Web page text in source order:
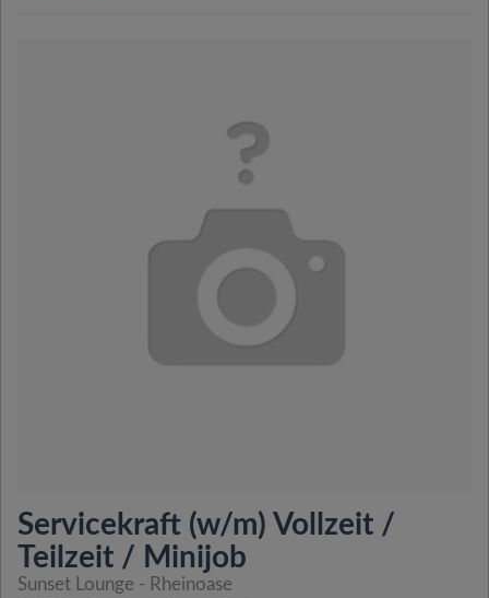
Servicekraft (w/m) Vollzeit /
Teilzeit / Minijob
Sunset Lounge - Rheinoase